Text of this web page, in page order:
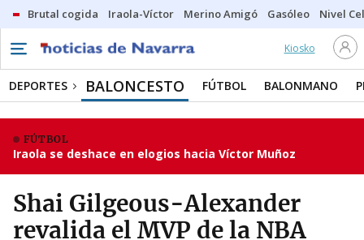
Brutal cogida Iraola-Víctor Merino Amigó Gasóleo Nivel
Kiosko
DEPORTES BALONCESTO FÚTBOL BALONMANO
FÚTBOL
Iraola se deshace en elogios hacia Víctor Muñoz
Shai Gilgeous-Alexander
revalida el MVP de la NBA